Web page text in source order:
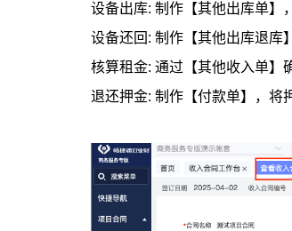
设备出库: 制作【其他出库单】
设备还回: 制作【其他出库退库
核算租金: 通过【其他收入单】
退还押金: 制作【付款单】，将